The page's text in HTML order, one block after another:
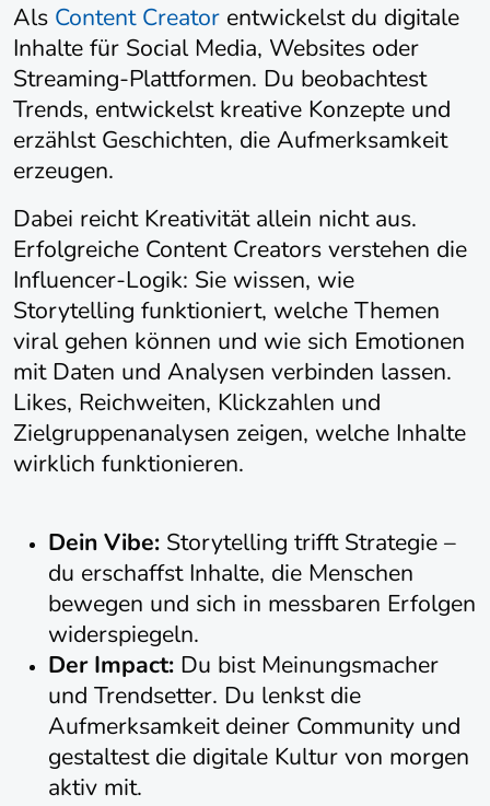
Als Content Creator entwickelst du digitale
Inhalte für Social Media, Websites oder
Streaming-Plattformen. Du beobachtest
Trends, entwickelst kreative Konzepte und
erzählst Geschichten, die Aufmerksamkeit
erzeugen.
Dabei reicht Kreativität allein nicht aus.
Erfolgreiche Content Creators verstehen die
Influencer-Logik: Sie wissen, wie
Storytelling funktioniert, welche Themen
viral gehen können und wie sich Emotionen
mit Daten und Analysen verbinden lassen.
Likes, Reichweiten, Klickzahlen und
Zielgruppenanalysen zeigen, welche Inhalte
wirklich funktionieren.
Dein Vibe: Storytelling trifft Strategie –
du erschaffst Inhalte, die Menschen
bewegen und sich in messbaren Erfolgen
widerspiegeln.
Der Impact: Du bist Meinungsmacher
und Trendsetter. Du lenkst die
Aufmerksamkeit deiner Community und
gestaltest die digitale Kultur von morgen
aktiv mit.